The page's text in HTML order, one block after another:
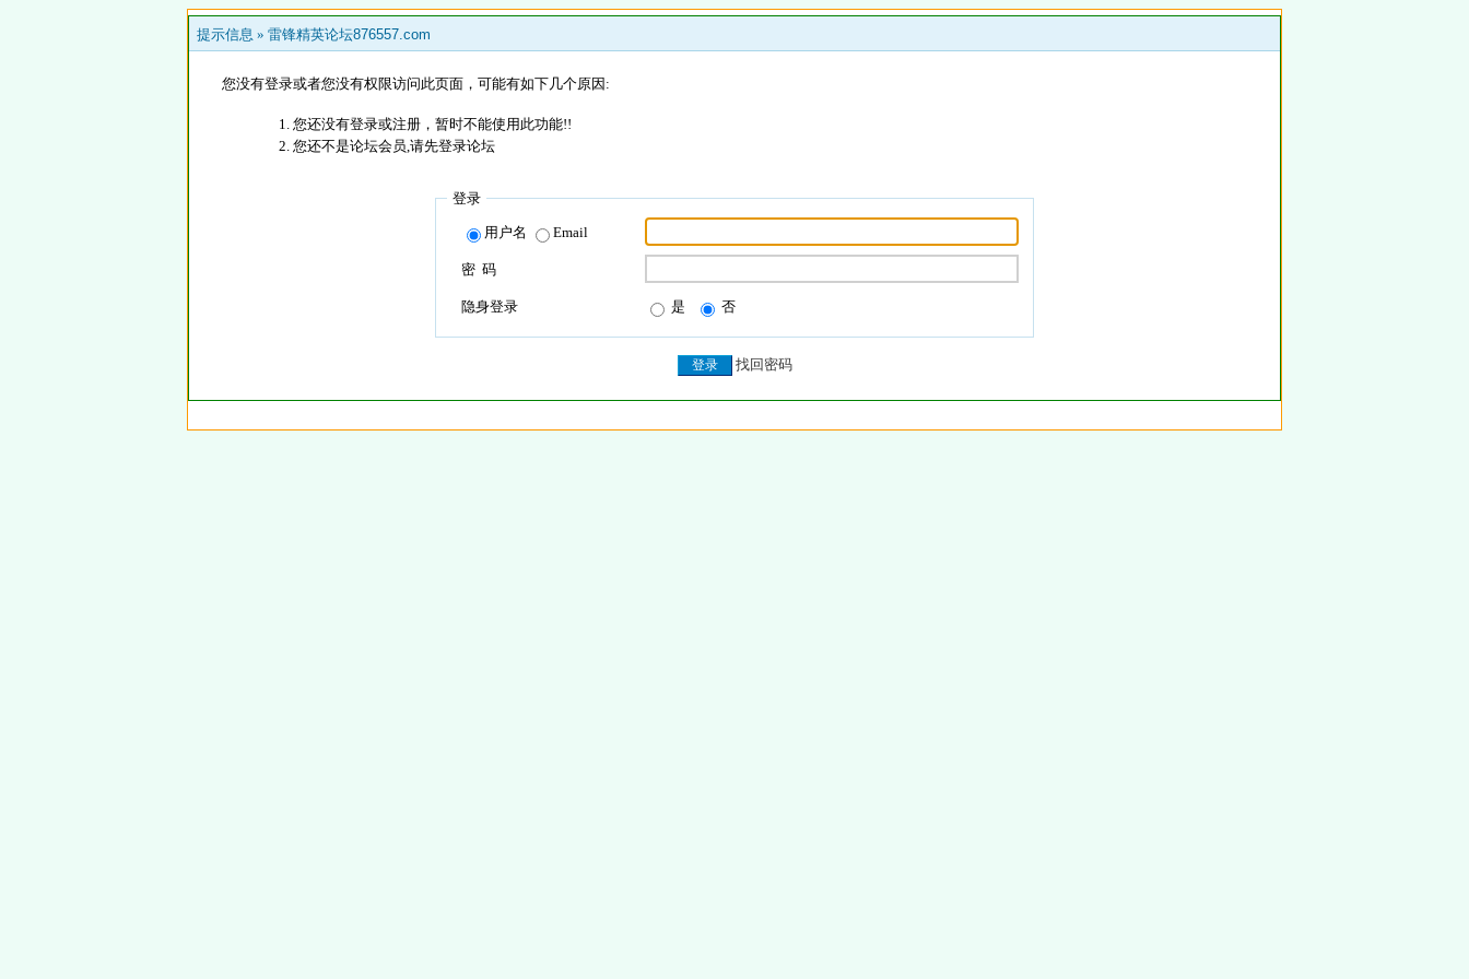
提示信息 » 雷锋精英论坛876557.com
您没有登录或者您没有权限访问此页面，可能有如下几个原因:
您还没有登录或注册，暂时不能使用此功能!!
您还不是论坛会员,请先登录论坛
登录
用户名 Email
密 码
隐身登录 是 否
找回密码